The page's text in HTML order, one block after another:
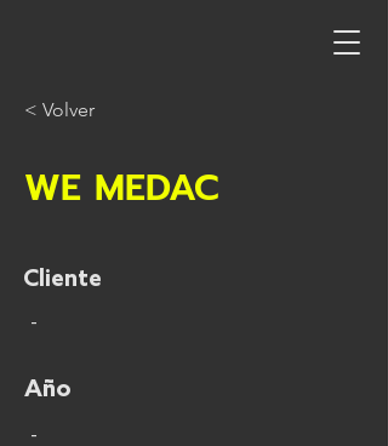
< Volver
WE MEDAC
Cliente
-
Año
-